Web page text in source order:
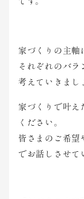
家づくりの主
それぞれのバラ
考えていきまし
家づくりで叶え
ください。
皆さまのご希望
でお話しさせて